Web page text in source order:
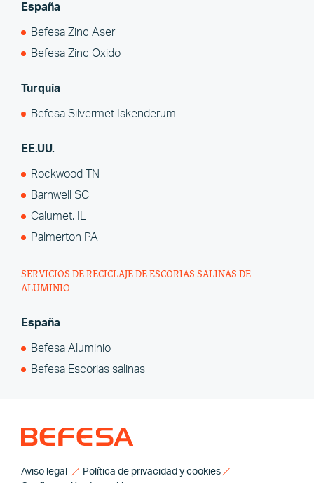
España
Befesa Zinc Aser
Befesa Zinc Oxido
Turquía
Befesa Silvermet Iskenderum
EE.UU.
Rockwood TN
Barnwell SC
Calumet, IL
Palmerton PA
SERVICIOS DE RECICLAJE DE ESCORIAS SALINAS DE
ALUMINIO
España
Befesa Aluminio
Befesa Escorias salinas
Aviso legal
Política de privacidad y cookies